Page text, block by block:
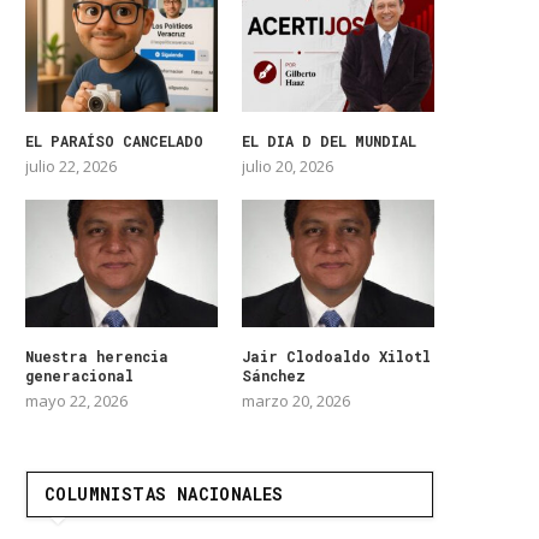
EL PARAÍSO CANCELADO
julio 22, 2026
EL DIA D DEL MUNDIAL
julio 20, 2026
Nuestra herencia
generacional
mayo 22, 2026
Jair Clodoaldo Xilotl
Sánchez
marzo 20, 2026
COLUMNISTAS NACIONALES